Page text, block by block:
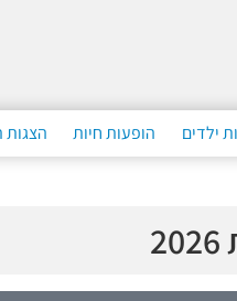
ילדים הופעות חיות הצגות